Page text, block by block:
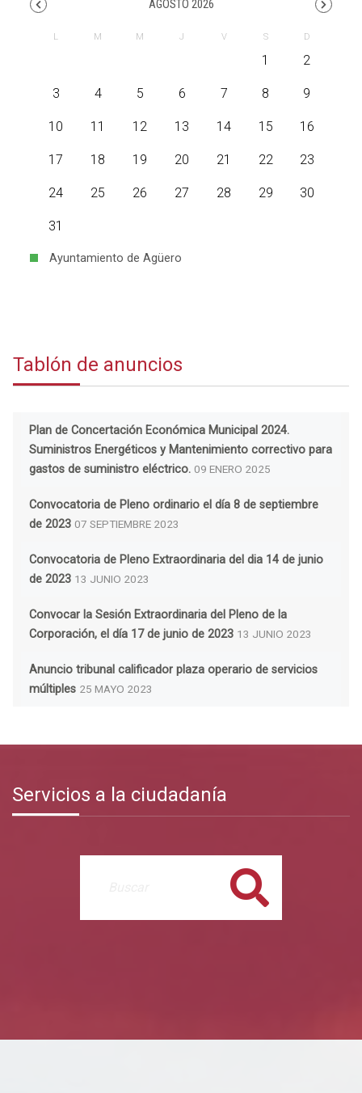
AGOSTO 2026
1 2
3 4 5 6 7 8 9
10 11 12 13 14 15 16
17 18 19 20 21 22 23
24 25 26 27 28 29 30
31
Ayuntamiento de Agüero
Tablón de anuncios
Plan de Concertación Económica Municipal 2024.
Suministros Energéticos y Mantenimiento correctivo para
gastos de suministro eléctrico. 09 ENERO 2025
Convocatoria de Pleno ordinario el día 8 de septiembre
de 2023 07 SEPTIEMBRE 2023
Convocatoria de Pleno Extraordinaria del dia 14 de junio
de 2023 13 JUNIO 2023
Convocar la Sesión Extraordinaria del Pleno de la
Corporación, el día 17 de junio de 2023 13 JUNIO 2023
Anuncio tribunal calificador plaza operario de servicios
múltiples 25 MAYO 2023
Servicios a la ciudadanía
Buscar